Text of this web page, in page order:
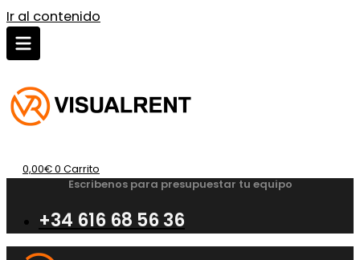
Ir al contenido
0,00€0 Carrito
Escribenos para presupuestar tu equipo
+34 616 68 56 36